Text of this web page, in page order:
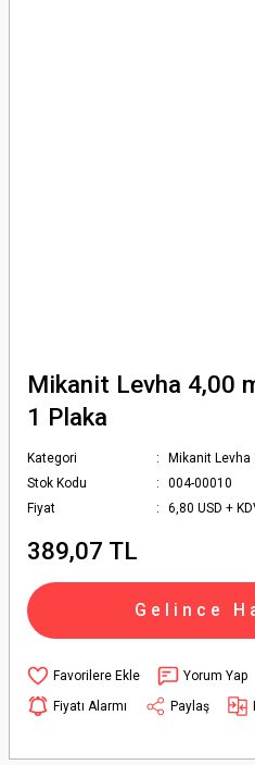
Mikanit Levha 4,00
1 Plaka
Kategori
Mikanit
Stok Kodu
004-00010
Fiyat
6,80 USD +
389,07 TL
Gelince
Yorum Yap
Fiyatı Alarmı
Paylaş